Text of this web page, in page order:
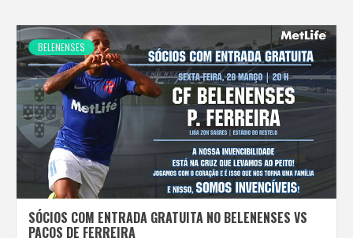
BELENENSES
SÓCIOS COM ENTRADA GRATUITA NO BELENENSES VS
PAÇOS DE FERREIRA